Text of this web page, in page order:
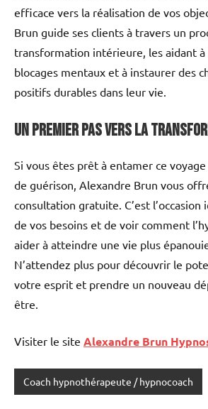
efficace vers la réalisation de vos
Brun guide ses clients à travers un
transformation intérieure, les aidant
blocages mentaux et à instaurer des
positifs durables dans leur vie.
Un Premier Pas vers la
Si vous êtes prêt à entamer ce
de guérison, Alexandre Brun vous
consultation gratuite. C’est l’occasion
de vos besoins et de voir comment
aider à atteindre une vie plus
N’attendez plus pour découvrir le
votre esprit et prendre un nouveau
être.
Visiter le site Alexandre Brun
Coach hypnothérapeute / hypnocoach